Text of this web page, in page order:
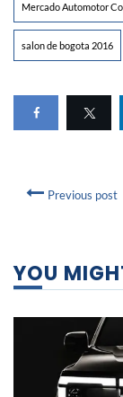
Mercado Automotor
salon de bogota 2016
Previous post
YOU